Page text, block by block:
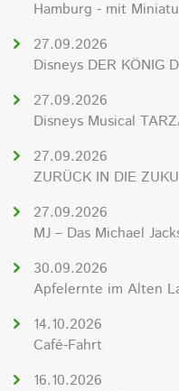
Hamburg - mit
27.09.2026
Disneys DER KÖNIG
27.09.2026
Disneys Musical
27.09.2026
ZURÜCK IN DIE
27.09.2026
MJ – Das Michael
30.09.2026
Apfelernte im Alten
14.10.2026
Café-Fahrt
16.10.2026